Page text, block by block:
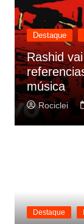
HQs as
sua nova
0
Destaque